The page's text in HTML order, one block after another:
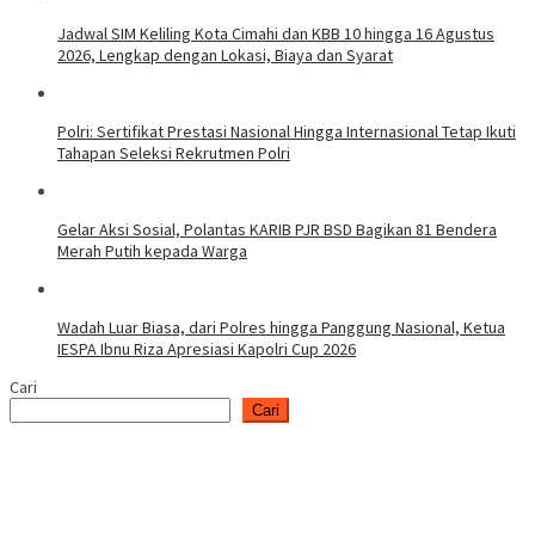
Jadwal SIM Keliling Kota Cimahi dan KBB 10 hingga 16 Agustus
2026, Lengkap dengan Lokasi, Biaya dan Syarat
Polri: Sertifikat Prestasi Nasional Hingga Internasional Tetap Ikuti
Tahapan Seleksi Rekrutmen Polri
Gelar Aksi Sosial, Polantas KARIB PJR BSD Bagikan 81 Bendera
Merah Putih kepada Warga
Wadah Luar Biasa, dari Polres hingga Panggung Nasional, Ketua
IESPA Ibnu Riza Apresiasi Kapolri Cup 2026
Cari
Cari